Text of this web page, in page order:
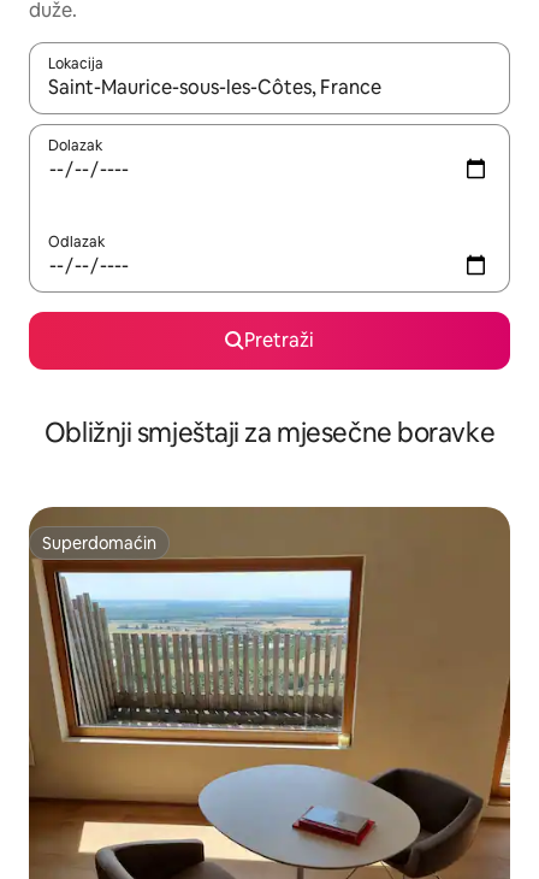
duže.
Lokacija
Kad rezultati budu dostupni, krećite se gore i dolje pomoću
Dolazak
Odlazak
Pretraži
Obližnji smještaji za mjesečne boravke
Superdomaćin
Superdomaćin